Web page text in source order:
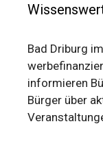
Bad Driburg
informieren
Bürger über